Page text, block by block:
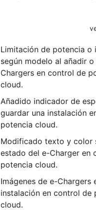
Limitación de potencia o
según modelo al añadir
Chargers en control de
cloud.
Añadido indicador de
guardar una instalación
potencia cloud.
Modificado texto y color
estado del e-Charger en
potencia cloud.
Imágenes de e-Chargers
instalación en control de
cloud.